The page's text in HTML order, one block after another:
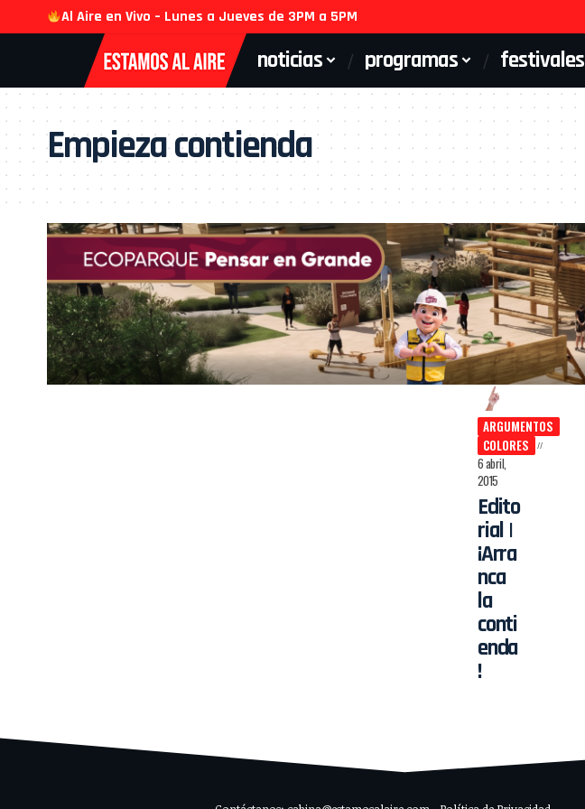
Al Aire en Vivo – Lunes a Jueves de 3PM a 5PM
noticias programas festivales
Empieza contienda
ARGUMENTOS
COLORES
6 abril,
2015
Edito
rial |
¡Arra
nca
la
conti
enda
!